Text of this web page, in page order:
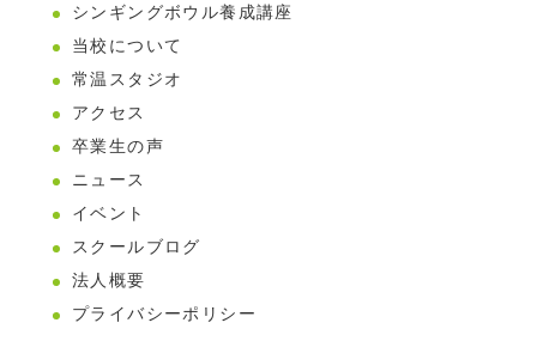
シンギングボウル養成講座
当校について
常温スタジオ
アクセス
卒業生の声
ニュース
イベント
スクールブログ
法人概要
プライバシーポリシー